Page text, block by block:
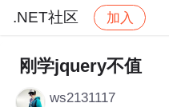
.NET社区 加入
社区 .NET社区
刚学jquery不值
ws2131117